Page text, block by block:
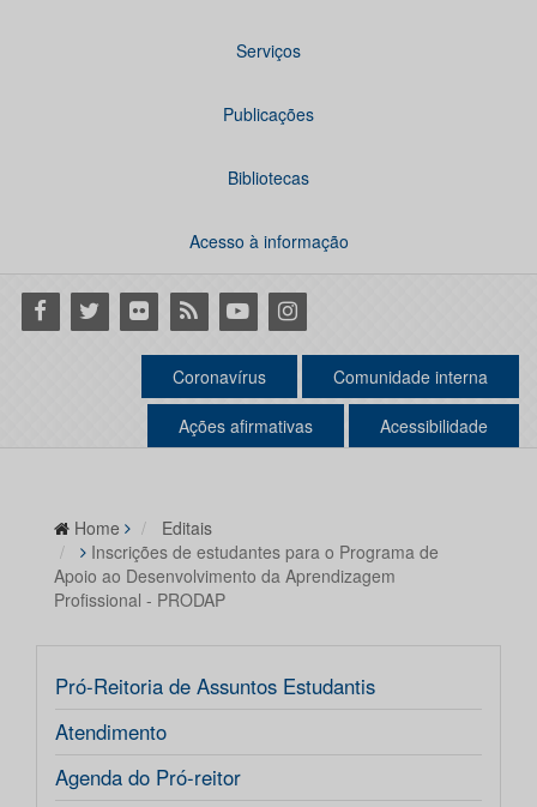
Serviços
Publicações
Bibliotecas
Acesso à informação
Facebook
Twitter Flickr RSS YoutubeInstagram
Coronavírus Comunidade interna
Ações afirmativas Acessibilidade
Home
Editais
Inscrições de estudantes para o Programa de
Apoio ao Desenvolvimento da Aprendizagem
Profissional - PRODAP
Pró-Reitoria de Assuntos Estudantis
Atendimento
Agenda do Pró-reitor